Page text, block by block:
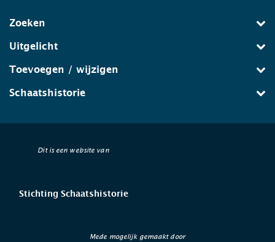
Zoeken
Uitgelicht
Toevoegen / wijzigen
Schaatshistorie
Dit is een website van
Stichting Schaatshistorie
Mede mogelijk gemaakt door